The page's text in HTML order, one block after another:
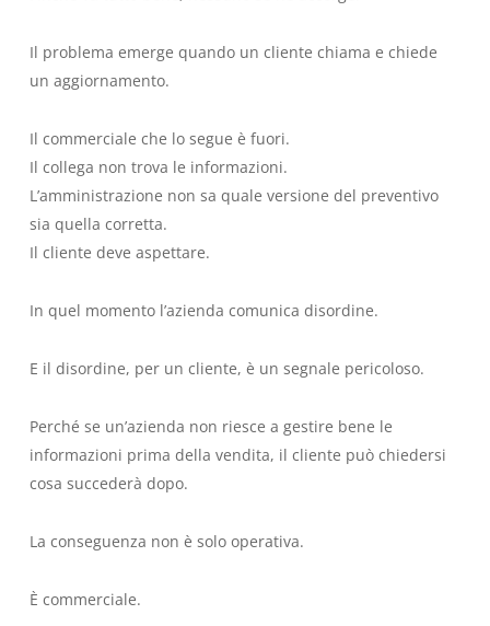
Il problema emerge quando un cliente chiama e chiede
un aggiornamento.
Il commerciale che lo segue è fuori.
Il collega non trova le informazioni.
L’amministrazione non sa quale versione del preventivo
sia quella corretta.
Il cliente deve aspettare.
In quel momento l’azienda comunica disordine.
E il disordine, per un cliente, è un segnale pericoloso.
Perché se un’azienda non riesce a gestire bene le
informazioni prima della vendita, il cliente può chiedersi
cosa succederà dopo.
La conseguenza non è solo operativa.
È commerciale.